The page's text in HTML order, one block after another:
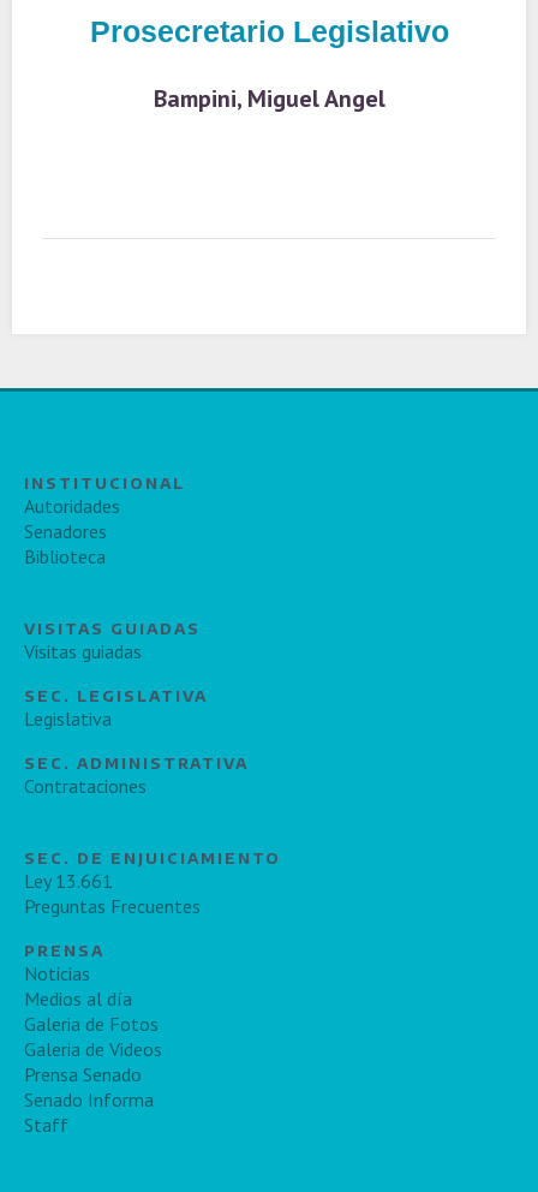
Prosecretario Legislativo
Bampini, Miguel Angel
INSTITUCIONAL
Autoridades
Senadores
Biblioteca
VISITAS GUIADAS
Visitas guiadas
SEC. LEGISLATIVA
Legislativa
SEC. ADMINISTRATIVA
Contrataciones
SEC. DE ENJUICIAMIENTO
Ley 13.661
Preguntas Frecuentes
PRENSA
Noticias
Medios al día
Galeria de Fotos
Galeria de Videos
Prensa Senado
Senado Informa
Staff